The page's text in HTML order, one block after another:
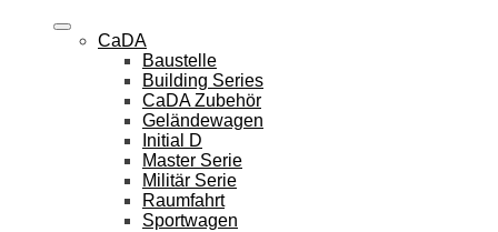
CaDA
Baustelle
Building Series
CaDA Zubehör
Geländewagen
Initial D
Master Serie
Militär Serie
Raumfahrt
Sportwagen